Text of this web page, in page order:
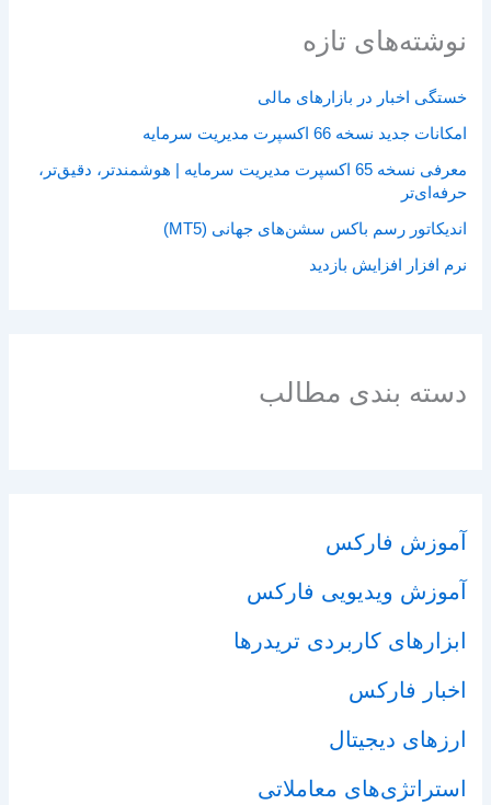
نوشته‌های تازه
خستگی اخبار در بازارهای مالی
امکانات جدید نسخه 66 اکسپرت مدیریت سرمایه
معرفی نسخه 65 اکسپرت مدیریت سرمایه | هوشمندتر، دقیق‌تر،
حرفه‌ای‌تر
اندیکاتور رسم باکس سشن‌های جهانی (MT5)
نرم افزار افزایش بازدید
دسته بندی مطالب
آموزش فارکس
آموزش ویدیویی فارکس
ابزارهای کاربردی تریدرها
اخبار فارکس
ارزهای دیجیتال
استراتژی‌های معاملاتی